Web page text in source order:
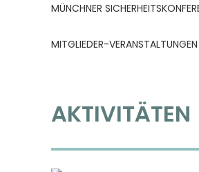
MÜNCHNER
MITGLIEDER-VERANSTALTUNGEN
AKTIVITÄTEN